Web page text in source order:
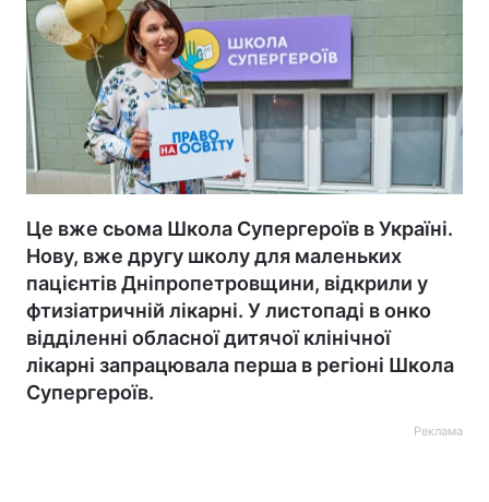
Це вже сьома Школа Супергероїв в Україні.
Нову, вже другу школу для маленьких
пацієнтів Дніпропетровщини, відкрили у
фтизіатричній лікарні. У листопаді в онко
відділенні обласної дитячої клінічної
лікарні запрацювала перша в регіоні Школа
Супергероїв.
Реклама